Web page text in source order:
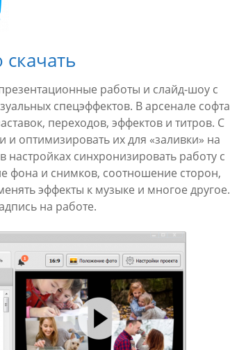
работы и слайд-шоу с
спецэффектов. В арсенале софта
переходов, эффектов и титров. С
оптимизировать их для «заливки» на
настройках синхронизировать работу с
фона и снимков, соотношение сторон,
эффекты к музыке и многое другое.
на работе.